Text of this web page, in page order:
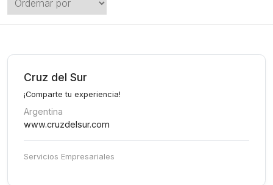
Cruz del Sur
¡Comparte tu experiencia!
Argentina
www.cruzdelsur.com
Servicios Empresariales